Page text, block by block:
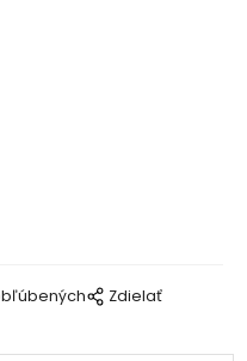
Zdielať